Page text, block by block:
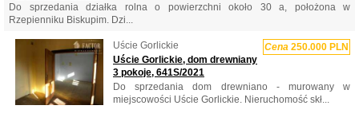
Do sprzedania działka rolna o powierzchni około 30 a, położona w
Rzepienniku Biskupim. Dzi...
Uście Gorlickie Cena 250.000 PLN
Uście Gorlickie, dom drewniany
3 pokoje, 641S/2021
Do sprzedania dom drewniano - murowany w
miejscowości Uście Gorlickie. Nieruchomość skł...